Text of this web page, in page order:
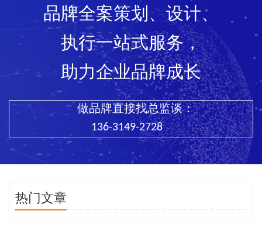
品牌全案策划、设计、
执行一站式服务，
助力企业品牌成长
做品牌直接找总监谈：
136-3149-2728
热门文章